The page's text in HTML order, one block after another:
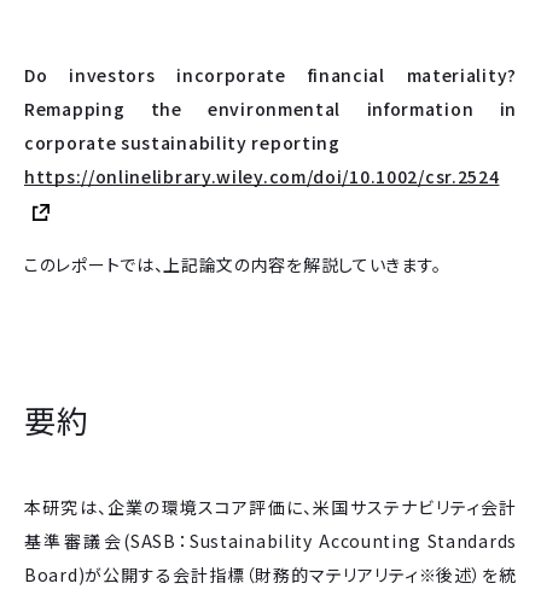
Do investors incorporate financial materiality?
Remapping the environmental information in
corporate sustainability reporting
https://onlinelibrary.wiley.com/doi/10.1002/csr.2524
このレポートでは、上記論文の内容を解説していきます。
要約
本研究は、企業の環境スコア評価に、米国サステナビリティ会計
基準審議会(SASB：Sustainability Accounting Standards
Board)が公開する会計指標（財務的マテリアリティ※後述）を統